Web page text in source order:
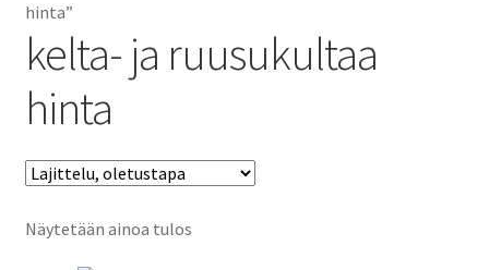
hinta”
kelta- ja ruusukultaa
hinta
Näytetään ainoa tulos